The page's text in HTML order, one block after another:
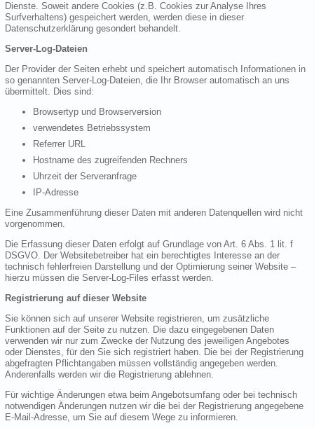
Dienste. Soweit andere Cookies (z.B. Cookies zur Analyse Ihres
Surfverhaltens) gespeichert werden, werden diese in dieser
Datenschutzerklärung gesondert behandelt.
Server-Log-Dateien
Der Provider der Seiten erhebt und speichert automatisch Informationen in
so genannten Server-Log-Dateien, die Ihr Browser automatisch an uns
übermittelt. Dies sind:
Browsertyp und Browserversion
verwendetes Betriebssystem
Referrer URL
Hostname des zugreifenden Rechners
Uhrzeit der Serveranfrage
IP-Adresse
Eine Zusammenführung dieser Daten mit anderen Datenquellen wird nicht
vorgenommen.
Die Erfassung dieser Daten erfolgt auf Grundlage von Art. 6 Abs. 1 lit. f
DSGVO. Der Websitebetreiber hat ein berechtigtes Interesse an der
technisch fehlerfreien Darstellung und der Optimierung seiner Website –
hierzu müssen die Server-Log-Files erfasst werden.
Registrierung auf dieser Website
Sie können sich auf unserer Website registrieren, um zusätzliche
Funktionen auf der Seite zu nutzen. Die dazu eingegebenen Daten
verwenden wir nur zum Zwecke der Nutzung des jeweiligen Angebotes
oder Dienstes, für den Sie sich registriert haben. Die bei der Registrierung
abgefragten Pflichtangaben müssen vollständig angegeben werden.
Anderenfalls werden wir die Registrierung ablehnen.
Für wichtige Änderungen etwa beim Angebotsumfang oder bei technisch
notwendigen Änderungen nutzen wir die bei der Registrierung angegebene
E-Mail-Adresse, um Sie auf diesem Wege zu informieren.